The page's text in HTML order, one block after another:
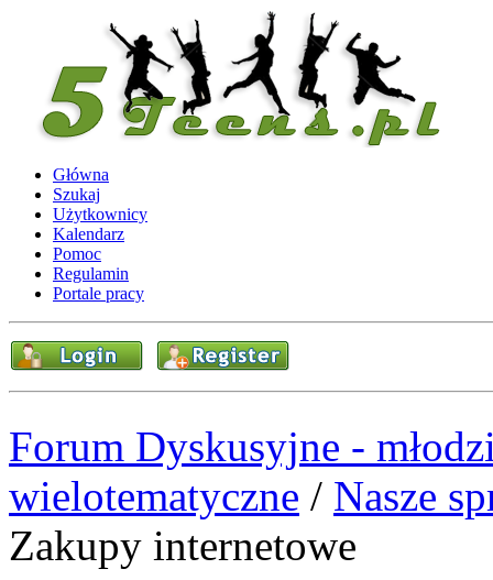
Główna
Szukaj
Użytkownicy
Kalendarz
Pomoc
Regulamin
Portale pracy
Forum Dyskusyjne -
wielotematyczne / Nasze
Zakupy internetowe